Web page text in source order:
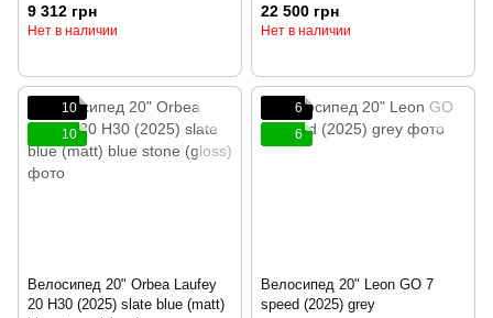
9 312 грн
Нет в наличии
22 500 грн
Нет в наличии
10
10
Велосипед 20" Orbea Laufey
20 H30 (2025) slate blue (matt)
6
6
Велосипед 20" Leon GO 7
speed (2025) grey